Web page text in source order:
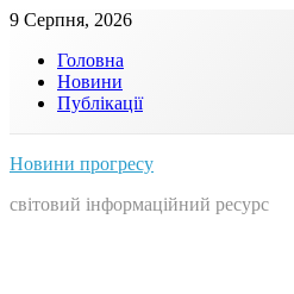
Skip
content
9 Серпня, 2026
Головна
Новини
Публікації
Новини прогресу
світовий інформаційний ресурс